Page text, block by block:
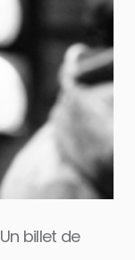
Un billet de